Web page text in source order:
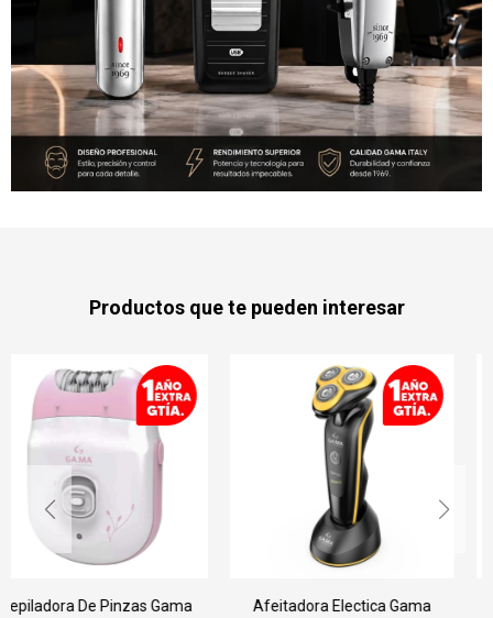
Productos que te pueden interesar
Afeitadora Electica Gama
Combo Afeitadora Gama